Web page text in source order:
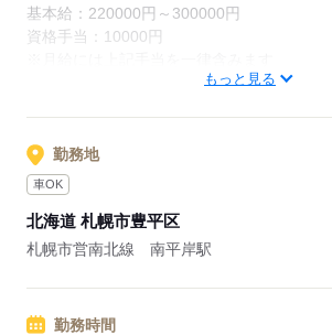
応募する
基本給：220000円～300000円
資格手当：10000円
もっと見る
勤務地
車OK
北海道 札幌市豊平区
札幌市営南北線 南平岸駅
勤務時間